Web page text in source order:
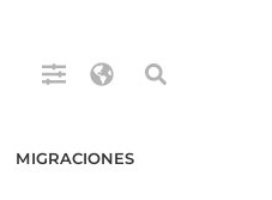
MIGRACIONES